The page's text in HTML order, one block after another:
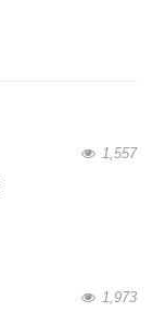
1,557
1,973